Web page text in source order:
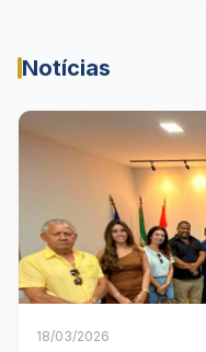
Notícias
18/03/2026